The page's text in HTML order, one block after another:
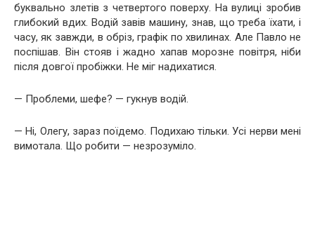
буквально злетів з четвертого поверху. На вулиці зробив
глибокий вдих. Водій завів машину, знав, що треба їхати, і
часу, як завжди, в обріз, графік по хвилинах. Але Павло не
поспішав. Він стояв і жадно хапав морозне повітря, ніби
після довгої пробіжки. Не міг надихатися.
— Проблеми, шефе? — гукнув водій.
— Ні, Олегу, зараз поїдемо. Подихаю тільки. Усі нерви мені
вимотала. Що робити — незрозуміло.